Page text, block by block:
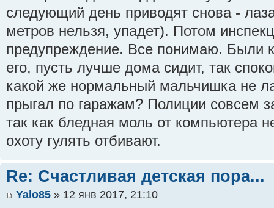
следующий день приводят снова -
метров нельзя, упадет). Потом
предупреждение. Все понимаю. Были
его, пусть лучше дома сидит, так
какой же нормальный мальчишка не
прыгал по гаражам? Полиции совсем
так как бледная моль от компьютера
охоту гулять отбивают.
Re: Счастливая детская пора...
Yalo85 » 12 янв 2017, 21:10